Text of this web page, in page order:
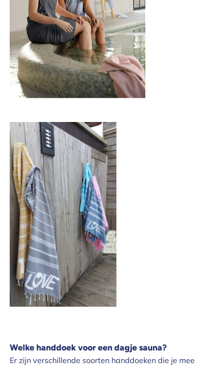
Welke handdoek voor een dagje sauna?
Er zijn verschillende soorten handdoeken die je mee